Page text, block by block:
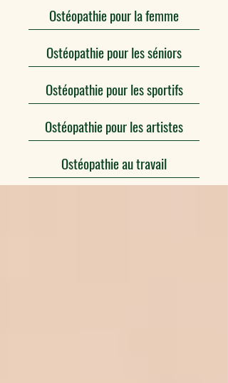
Ostéopathie pour la femme
Ostéopathie pour les séniors
Ostéopathie pour les sportifs
Ostéopathie pour les artistes
Ostéopathie au travail